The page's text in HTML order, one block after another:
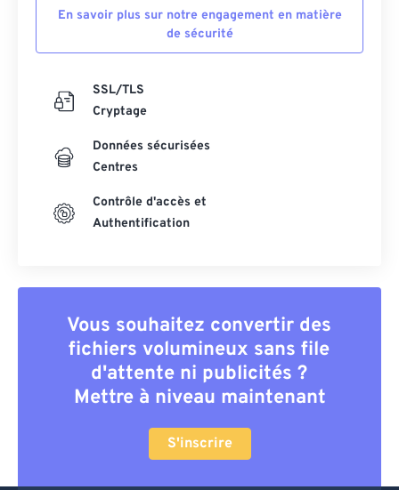
En savoir plus sur notre engagement en matière
de sécurité
SSL/TLS
Cryptage
Données sécurisées
Centres
Contrôle d'accès et
Authentification
Vous souhaitez convertir des
fichiers volumineux sans file
d'attente ni publicités ?
Mettre à niveau maintenant
S'inscrire